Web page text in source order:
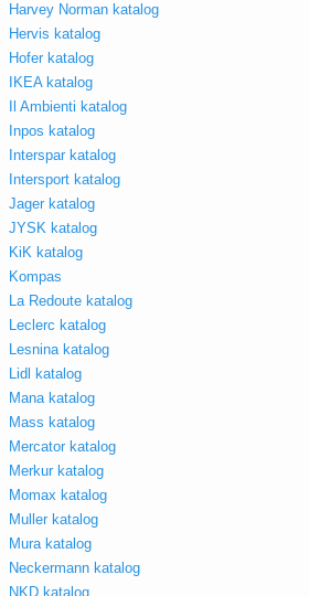
Harvey Norman katalog
Hervis katalog
Hofer katalog
IKEA katalog
Il Ambienti katalog
Inpos katalog
Interspar katalog
Intersport katalog
Jager katalog
JYSK katalog
KiK katalog
Kompas
La Redoute katalog
Leclerc katalog
Lesnina katalog
Lidl katalog
Mana katalog
Mass katalog
Mercator katalog
Merkur katalog
Momax katalog
Muller katalog
Mura katalog
Neckermann katalog
NKD katalog